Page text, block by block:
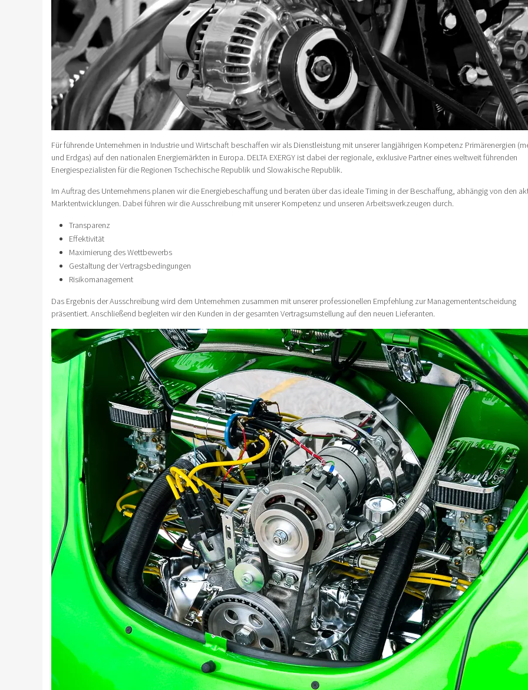
Für führende Unternehmen in Industrie und Wirtschaft beschaffen wir als Dienstleistung mit unserer langjährigen Kompetenz Primärenergien
und Erdgas) auf den nationalen Energiemärkten in Europa. DELTA EXERGY ist dabei der regionale, exklusive Partner eines weltweit führenden
Energiespezialisten für die Regionen Tschechische Republik und Slowakische Republik.
Im Auftrag des Unternehmens planen wir die Energiebeschaffung und beraten über das ideale Timing in der Beschaffung, abhängig von den
Marktentwicklungen. Dabei führen wir die Ausschreibung mit unserer Kompetenz und unseren Arbeitswerkzeugen durch.
Transparenz
Effektivität
Maximierung des Wettbewerbs
Gestaltung der Vertragsbedingungen
Risikomanagement
Das Ergebnis der Ausschreibung wird dem Unternehmen zusammen mit unserer professionellen Empfehlung zur Managemententscheidung
präsentiert. Anschließend begleiten wir den Kunden in der gesamten Vertragsumstellung auf den neuen Lieferanten.